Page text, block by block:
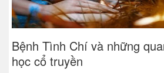
Bệnh Tình Chí và những
học cổ truyền